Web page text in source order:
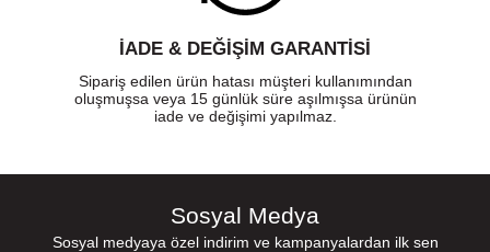
İADE & DEĞİŞİM GARANTİSİ
Sipariş edilen ürün hatası müşteri kullanımından
oluşmuşsa veya 15 günlük süre aşılmışsa ürünün
iade ve değişimi yapılmaz.
Sosyal Medya
Sosyal medyaya özel indirim ve kampanyalardan ilk sen